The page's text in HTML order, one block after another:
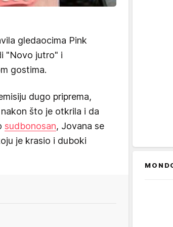
gledaocima Pink
"Novo jutro" i
gostima.
dugo priprema,
što je otkrila i da
sudbonosan, Jovana se
je krasio i duboki